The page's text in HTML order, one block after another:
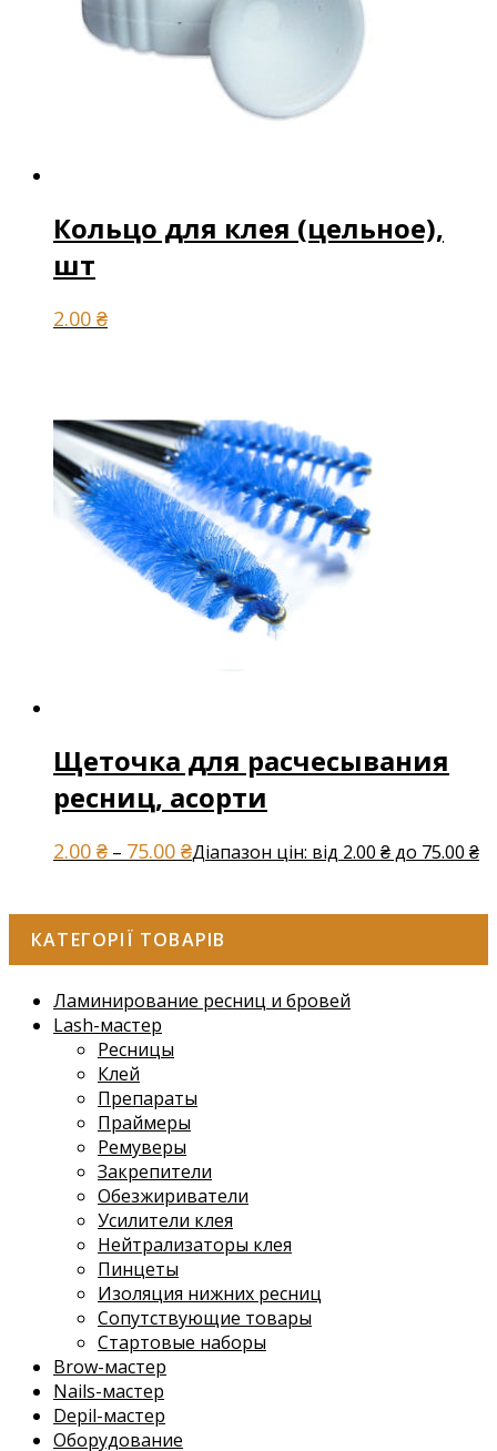
Кольцо для клея (цельное),
шт
2.00 ₴
Щеточка для расчесывания
ресниц, асорти
2.00 ₴ – 75.00 ₴Діапазон цін: від 2.00 ₴ до 75.00 ₴
КАТЕГОРІЇ ТОВАРІВ
Ламинирование ресниц и бровей
Lash-мастер
Ресницы
Клей
Препараты
Праймеры
Ремуверы
Закрепители
Обезжириватели
Усилители клея
Нейтрализаторы клея
Пинцеты
Изоляция нижних ресниц
Сопутствующие товары
Стартовые наборы
Brow-мастер
Nails-мастер
Depil-мастер
Оборудование